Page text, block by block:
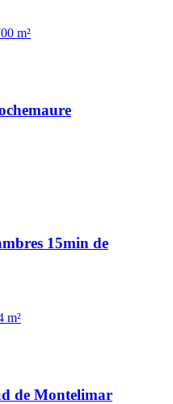
m²
15min de
m²
de Montelimar